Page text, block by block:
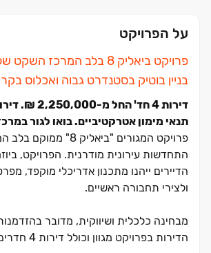
על הפרויקט
פרויקט ביאליק ‏8 בלב המרכז השקט של פתח תקווה.
‏בניין בוטיק בסטנדרט גבוה ואכלוס
דירות ‏4 חד' החל מ‏-‏2,250,000 ‏₪. דירות גן ופנטהאוזים מפוארים.
תנאי מימון אטרקטיביים. בואו לגור
פרויקט המגורים
הדיירים ייהנו מתכנון אדריכלי מוקפד,
ולצירי תחבורה ראשיים.
מבחינה כלכלית ושיווקית, מדובר